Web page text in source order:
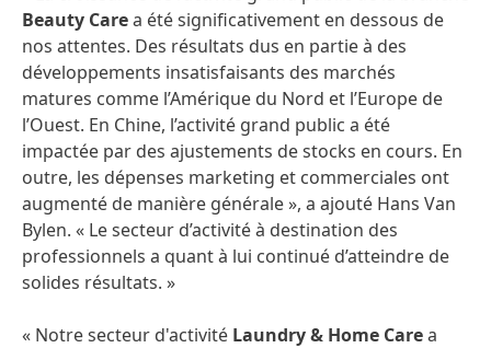
Beauty Carea été significativement en dessous de
nos attentes. Des résultats dus en partie à des
développements insatisfaisants des marchés
matures comme l’Amérique du Nord et l’Europe de
l’Ouest. En Chine, l’activité grand public a été
impactée par des ajustements de stocks en cours. En
outre, les dépenses marketing et commerciales ont
augmenté de manière générale », a ajouté Hans Van
Bylen. « Le secteur d’activité à destination des
professionnels a quant à lui continué d’atteindre de
solides résultats. »
« Notre secteur d'activité Laundry & Home Carea